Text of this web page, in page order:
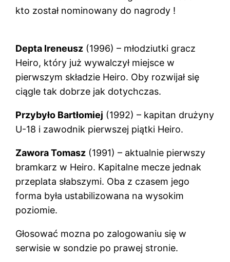
kto został nominowany do nagrody !
Depta Ireneusz (1996) – młodziutki gracz
Heiro, który już wywalczył miejsce w
pierwszym składzie Heiro. Oby rozwijał się
ciągle tak dobrze jak dotychczas.
Przybyło Bartłomiej (1992) – kapitan drużyny
U-18 i zawodnik pierwszej piątki Heiro.
Zawora Tomasz (1991) – aktualnie pierwszy
bramkarz w Heiro. Kapitalne mecze jednak
przeplata słabszymi. Oba z czasem jego
forma była ustabilizowana na wysokim
poziomie.
Głosować mozna po zalogowaniu się w
serwisie w sondzie po prawej stronie.